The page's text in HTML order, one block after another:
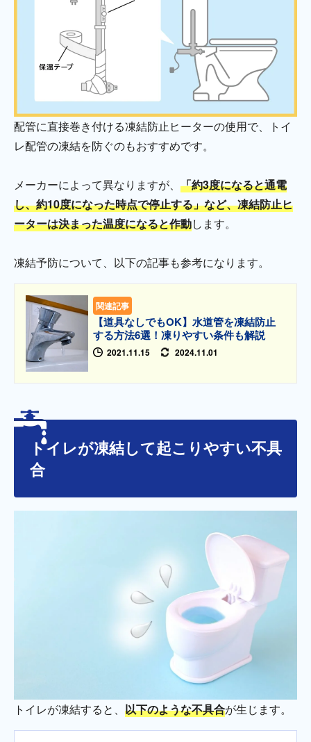
配管に直接巻き付ける凍結防止ヒーターの使用で、トイ
レ配管の凍結を防ぐのもおすすめです。
メーカーによって異なりますが、 「約3度になると通電
し、約10度になった時点で停止する」など、凍結防止ヒ
ーターは決まった温度になると作動します。
凍結予防について、以下の記事も参考になります。
関連記事
【道具なしでもOK】水道管を凍結防止
する方法6選！凍りやすい条件も解説
2021.11.15 2024.11.01
トイレが凍結して起こりやすい不具
合
トイレが凍結すると、 以下のような不具合が生じます。